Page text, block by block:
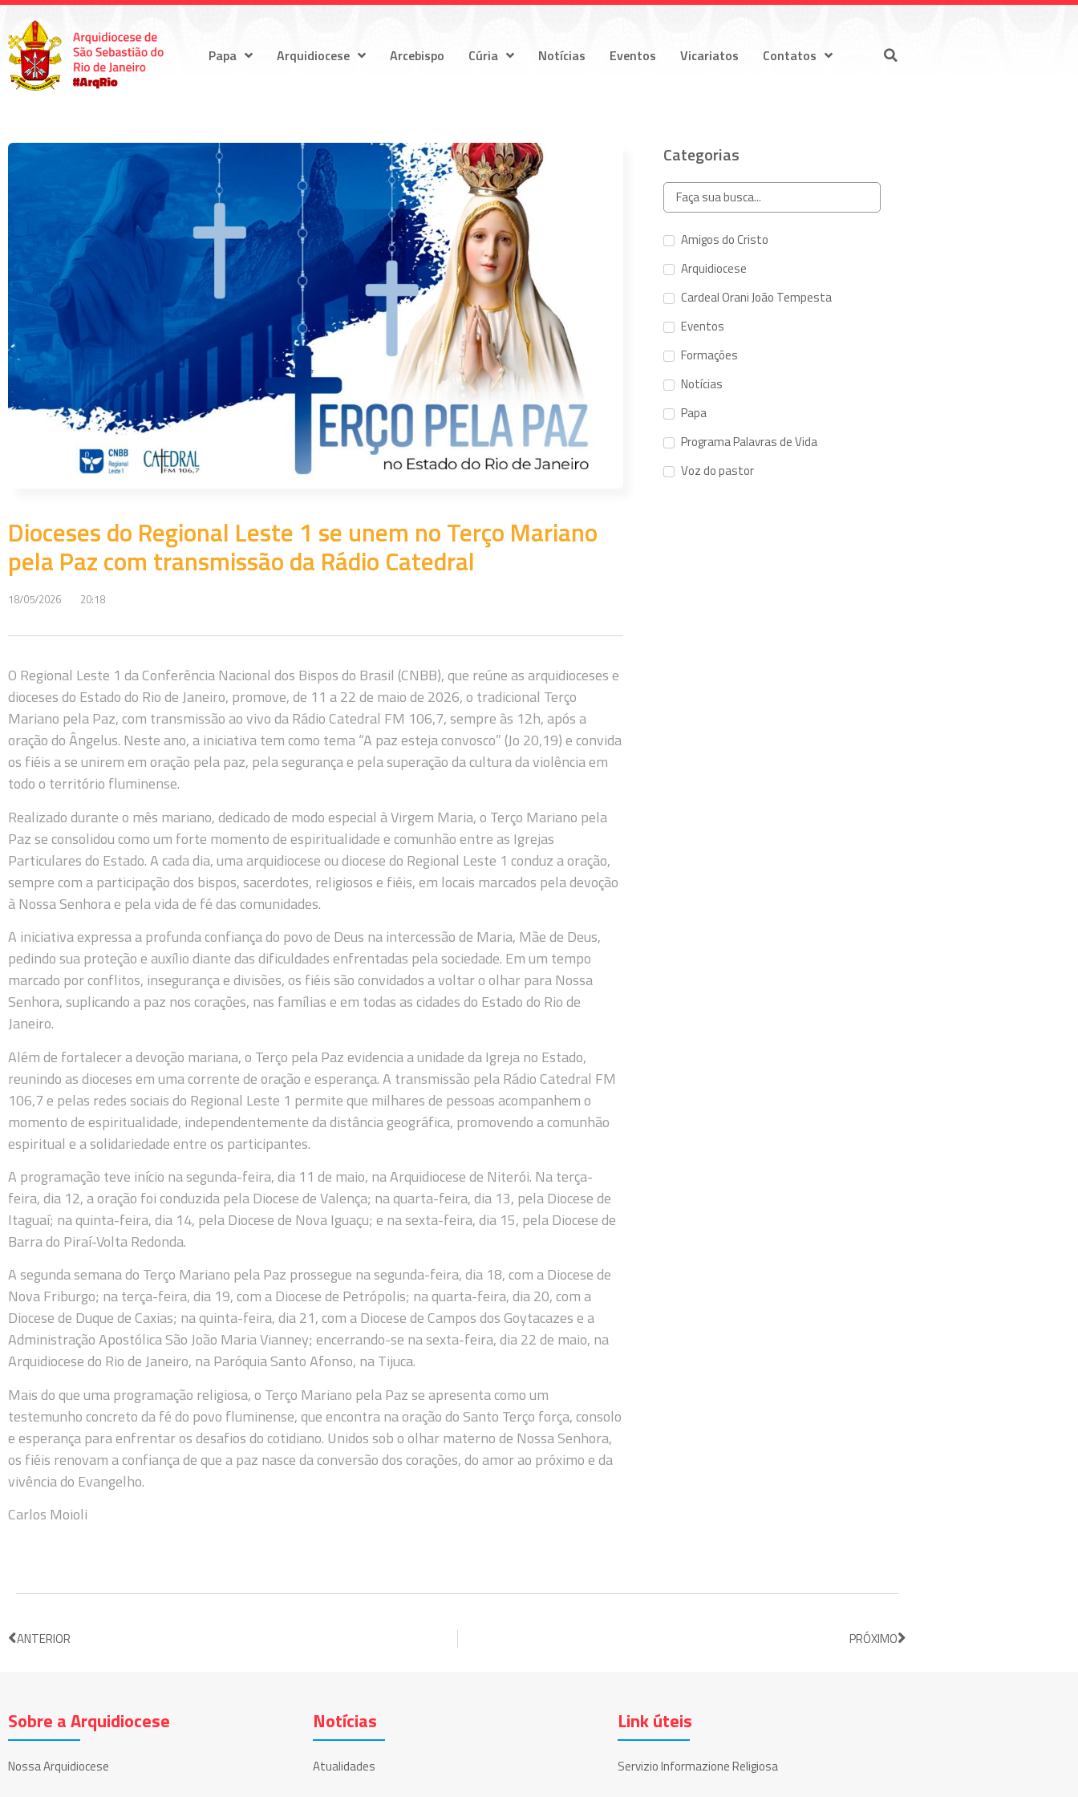
Papa Arquidiocese Arcebispo Cúria Notícias Eventos Vicariatos Contatos
Dioceses do Regional Leste 1 se unem no Terço Mariano
pela Paz com transmissão da Rádio Catedral
18/05/2026 20:18
O Regional Leste 1 da Conferência Nacional dos Bispos do Brasil (CNBB), que reúne as arquidioceses e
dioceses do Estado do Rio de Janeiro, promove, de 11 a 22 de maio de 2026, o tradicional Terço
Mariano pela Paz, com transmissão ao vivo da Rádio Catedral FM 106,7, sempre às 12h, após a
oração do Ângelus. Neste ano, a iniciativa tem como tema “A paz esteja convosco” (Jo 20,19) e convida
os fiéis a se unirem em oração pela paz, pela segurança e pela superação da cultura da violência em
todo o território fluminense.
Realizado durante o mês mariano, dedicado de modo especial à Virgem Maria, o Terço Mariano pela
Paz se consolidou como um forte momento de espiritualidade e comunhão entre as Igrejas
Particulares do Estado. A cada dia, uma arquidiocese ou diocese do Regional Leste 1 conduz a oração,
sempre com a participação dos bispos, sacerdotes, religiosos e fiéis, em locais marcados pela devoção
à Nossa Senhora e pela vida de fé das comunidades.
A iniciativa expressa a profunda confiança do povo de Deus na intercessão de Maria, Mãe de Deus,
pedindo sua proteção e auxílio diante das dificuldades enfrentadas pela sociedade. Em um tempo
marcado por conflitos, insegurança e divisões, os fiéis são convidados a voltar o olhar para Nossa
Senhora, suplicando a paz nos corações, nas famílias e em todas as cidades do Estado do Rio de
Janeiro.
Além de fortalecer a devoção mariana, o Terço pela Paz evidencia a unidade da Igreja no Estado,
reunindo as dioceses em uma corrente de oração e esperança. A transmissão pela Rádio Catedral FM
106,7 e pelas redes sociais do Regional Leste 1 permite que milhares de pessoas acompanhem o
momento de espiritualidade, independentemente da distância geográfica, promovendo a comunhão
espiritual e a solidariedade entre os participantes.
A programação teve início na segunda-feira, dia 11 de maio, na Arquidiocese de Niterói. Na terça-
feira, dia 12, a oração foi conduzida pela Diocese de Valença; na quarta-feira, dia 13, pela Diocese de
Itaguaí; na quinta-feira, dia 14, pela Diocese de Nova Iguaçu; e na sexta-feira, dia 15, pela Diocese de
Barra do Piraí-Volta Redonda.
A segunda semana do Terço Mariano pela Paz prossegue na segunda-feira, dia 18, com a Diocese de
Nova Friburgo; na terça-feira, dia 19, com a Diocese de Petrópolis; na quarta-feira, dia 20, com a
Diocese de Duque de Caxias; na quinta-feira, dia 21, com a Diocese de Campos dos Goytacazes e a
Administração Apostólica São João Maria Vianney; encerrando-se na sexta-feira, dia 22 de maio, na
Arquidiocese do Rio de Janeiro, na Paróquia Santo Afonso, na Tijuca.
Mais do que uma programação religiosa, o Terço Mariano pela Paz se apresenta como um
testemunho concreto da fé do povo fluminense, que encontra na oração do Santo Terço força, consolo
e esperança para enfrentar os desafios do cotidiano. Unidos sob o olhar materno de Nossa Senhora,
os fiéis renovam a confiança de que a paz nasce da conversão dos corações, do amor ao próximo e da
vivência do Evangelho.
Carlos Moioli
Categorias
Amigos do Cristo
Arquidiocese
Cardeal Orani João Tempesta
Eventos
Formações
Notícias
Papa
Programa Palavras de Vida
Voz do pastor
ANTERIOR PRÓXIMO
Sobre a Arquidiocese
Nossa Arquidiocese
Notícias
Atualidades
Link úteis
Servizio Informazione Religiosa